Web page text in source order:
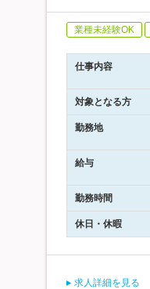
業種未経験OK
仕事内容
対象となる方
勤務地
給与
勤務時間
休日・休暇
求人詳細を見る